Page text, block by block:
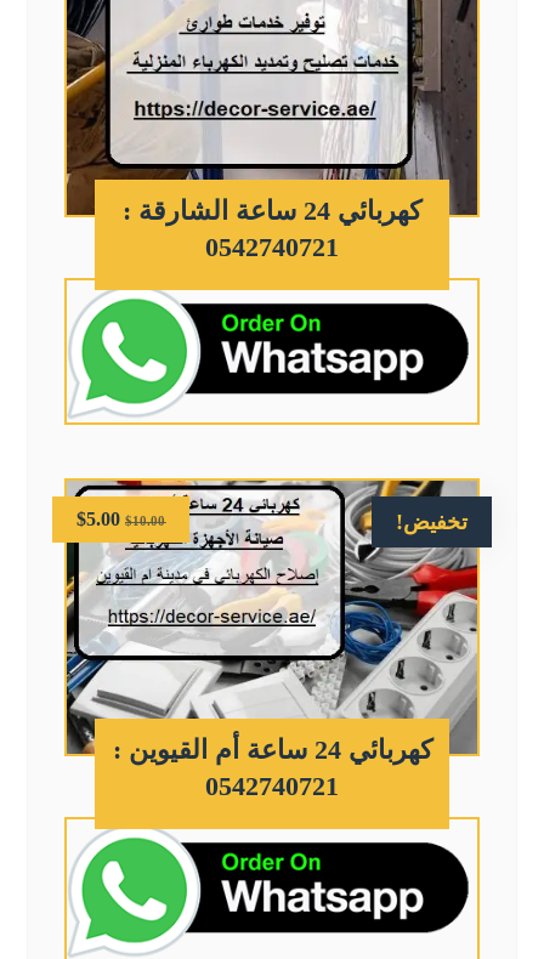
كهربائي 24 ساعة الشارقة :
0542740721
تخفيض!
كهربائي 24 ساعة أم القيوين :
0542740721
$10.00
$5.00